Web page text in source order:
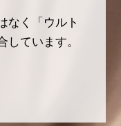
なく
「ウルト
しています。